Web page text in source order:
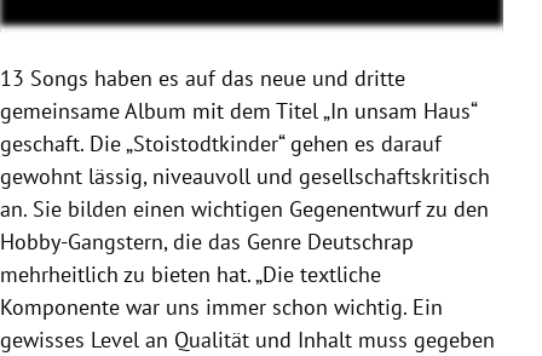
13 Songs haben es auf das neue und dritte
gemeinsame Album mit dem Titel „In unsam Haus“
geschaft. Die „Stoistodtkinder“ gehen es darauf
gewohnt lässig, niveauvoll und gesellschaftskritisch
an. Sie bilden einen wichtigen Gegenentwurf zu den
Hobby-Gangstern, die das Genre Deutschrap
mehrheitlich zu bieten hat. „Die textliche
Komponente war uns immer schon wichtig. Ein
gewisses Level an Qualität und Inhalt muss gegeben